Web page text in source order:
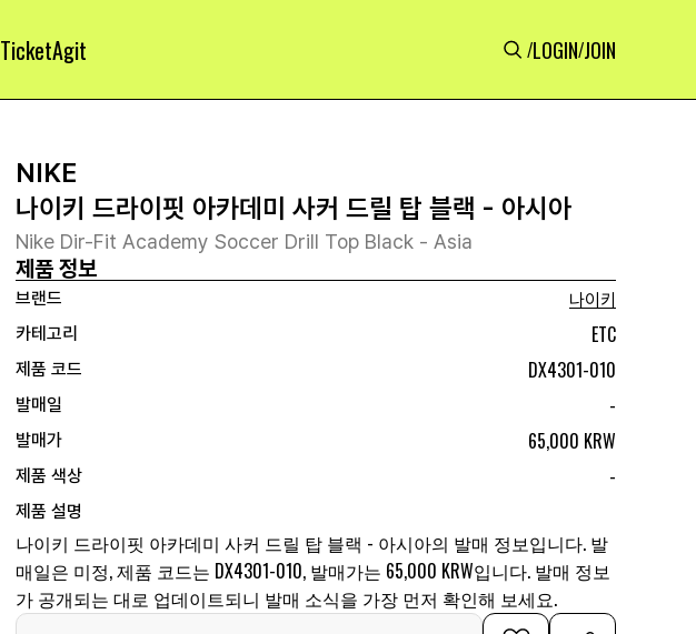
TicketAgit /LOGIN/JOIN
NIKE
나이키 드라이핏 아카데미 사커 드릴 탑 블랙 - 아시아
Nike Dir-Fit Academy Soccer Drill Top Black - Asia
제품 정보
브랜드
나이키
카테고리
ETC
제품 코드 DX4301-010
발매일 -
발매가 65,000 KRW
제품 색상 -
제품 설명
나이키 드라이핏 아카데미 사커 드릴 탑 블랙 - 아시아의 발매 정보입니다. 발
매일은 미정, 제품 코드는 DX4301-010, 발매가는 65,000 KRW입니다. 발매 정보
가 공개되는 대로 업데이트되니 발매 소식을 가장 먼저 확인해 보세요.